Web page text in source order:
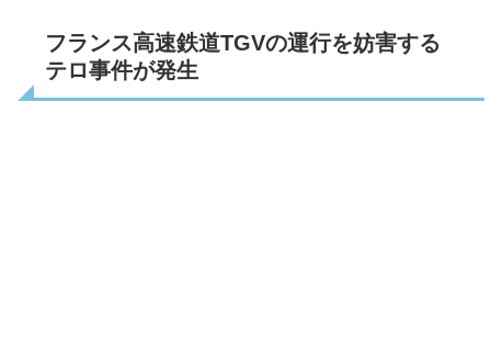
フランス高速鉄道TGVの運行を妨害する
テロ事件が発生